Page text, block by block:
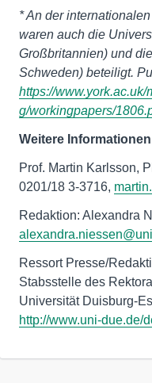
* An der
waren auch die
Großbritannien) und
Schweden) beteiligt.
https://
g/workingpapers/
Weitere
Prof. Martin Karlsson,
0201/18 3-3716,
Redaktion: Alexandra
Ressort Presse/
Stabsstelle des
http://www.uni-due.de/